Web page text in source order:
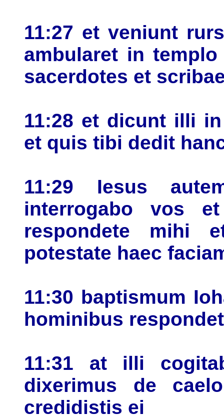
11:27 et veniunt
ambularet in
sacerdotes et
11:28 et dicunt illi
et quis tibi dedit
11:29 Iesus
interrogabo vos
respondete mihi
potestate haec
11:30 baptismum
hominibus
11:31 at illi
dixerimus de
credidistis ei